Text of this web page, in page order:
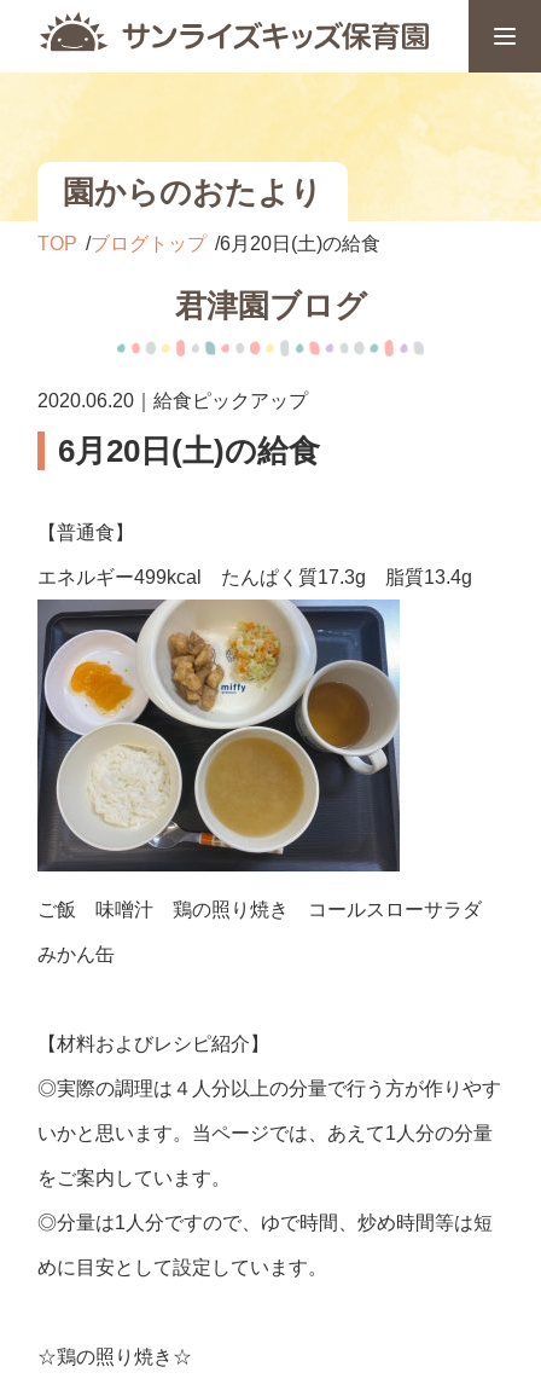
園からのおたより
TOP ブログトップ 6月20日(土)の給食
君津園ブログ
2020.06.20｜給食ピックアップ
6月20日(土)の給食
【普通食】
エネルギー499kcal たんぱく質17.3g 脂質13.4g
ご飯 味噌汁 鶏の照り焼き コールスローサラダ
みかん缶
【材料およびレシピ紹介】
◎実際の調理は４人分以上の分量で行う方が作りやす
いかと思います。当ページでは、あえて1人分の分量
をご案内しています。
◎分量は1人分ですので、ゆで時間、炒め時間等は短
めに目安として設定しています。
☆鶏の照り焼き☆